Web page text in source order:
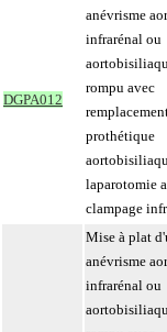
DGPA012
anévrisme
infrarénal ou
rompu avec
prothétique
laparotomie
clampage
Mise à plat
anévrisme
infrarénal ou